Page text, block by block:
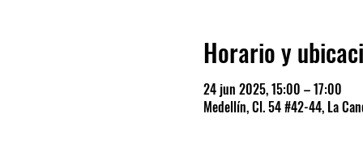
Horario y
24 jun 2025, 15:00 – 17:00
Medellín, Cl. 54 #42-44, La